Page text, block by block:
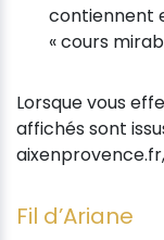
contiennent
« cours
Lorsque vous
affichés sont
Fil d’Ariane